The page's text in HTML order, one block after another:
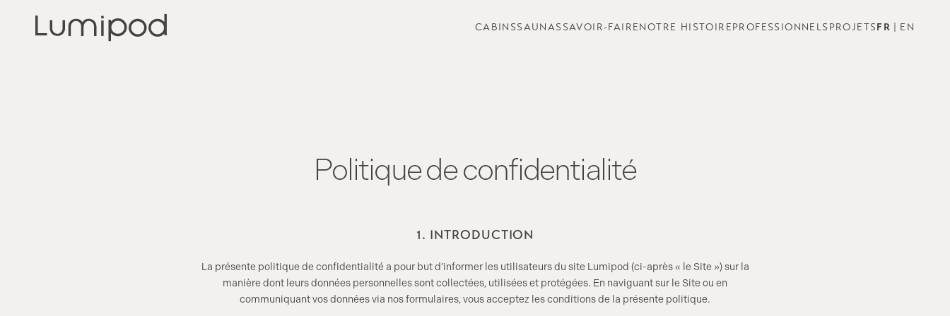
CABINSSAUNAS SAVOIR-FAIRENOTRE HISTOIREPROFESSIONNELS PROJETSFR EN
Politique de confidentialité
1. INTRODUCTION
La présente politique de confidentialité a pour but d’informer les utilisateurs du site Lumipod (ci-après « le Site ») sur la
manière dont leurs données personnelles sont collectées, utilisées et protégées. En naviguant sur le Site ou en
communiquant vos données via nos formulaires, vous acceptez les conditions de la présente politique.